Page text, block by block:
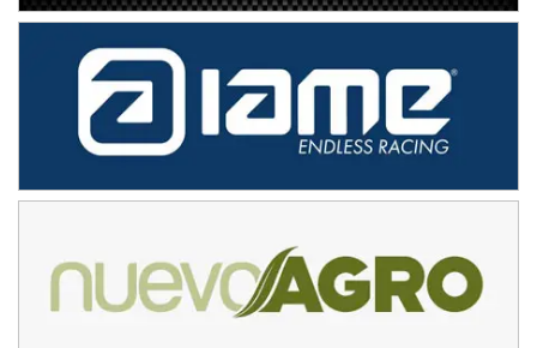
Victoria (Entre Ríos)
PATAGONICO - F6
Moto Club Reginense (Tierra)
Gral. E. Godoy (Río Negro)
CSK - F7
Humboldt (Santa Fe)
Ciudad de Avellaneda (Asfalto)
Avellaneda (Santa Fe)